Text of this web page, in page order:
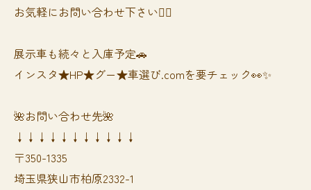
お気軽にお問い合わせ下さい🙆‍♀️
展示車も続々と入庫予定🚗
インスタ★HP★グー★車選び.comを要チェック👀✨
🌺お問い合わせ先🌺
↓↓↓↓↓↓↓↓↓↓↓
〒350-1335
埼玉県狭山市柏原2332-1